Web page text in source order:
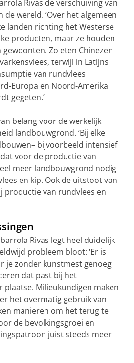
Rivas de verschuiving van
wereld. ‘Over het algemeen
landen richting het Westerse
producten, maar ze houden
Zo eten Chinezen
terwijl in Latijns
van rundvlees
Europa en Noord-Amerika
gegeten.’
belang voor de werkelijk
landbouwgrond. ‘Bij elke
bijvoorbeeld intensief
voor de productie van
meer landbouwgrond nodig
en kip. Ook de uitstoot van
productie van rundvlees en
Rivas legt heel duidelijk
probleem bloot: ‘Er is
je zonder kunstmest genoeg
dat past bij het
Milieukundigen maken
het overmatig gebruik van
manieren om het terug te
de bevolkingsgroei en
juist steeds meer